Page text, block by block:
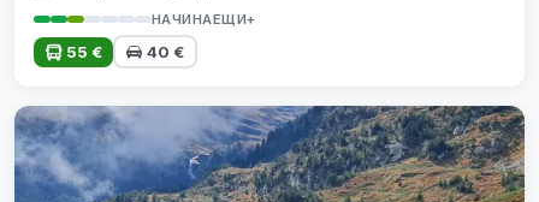
НАЧИНАЕЩИ+
55 € 40 €